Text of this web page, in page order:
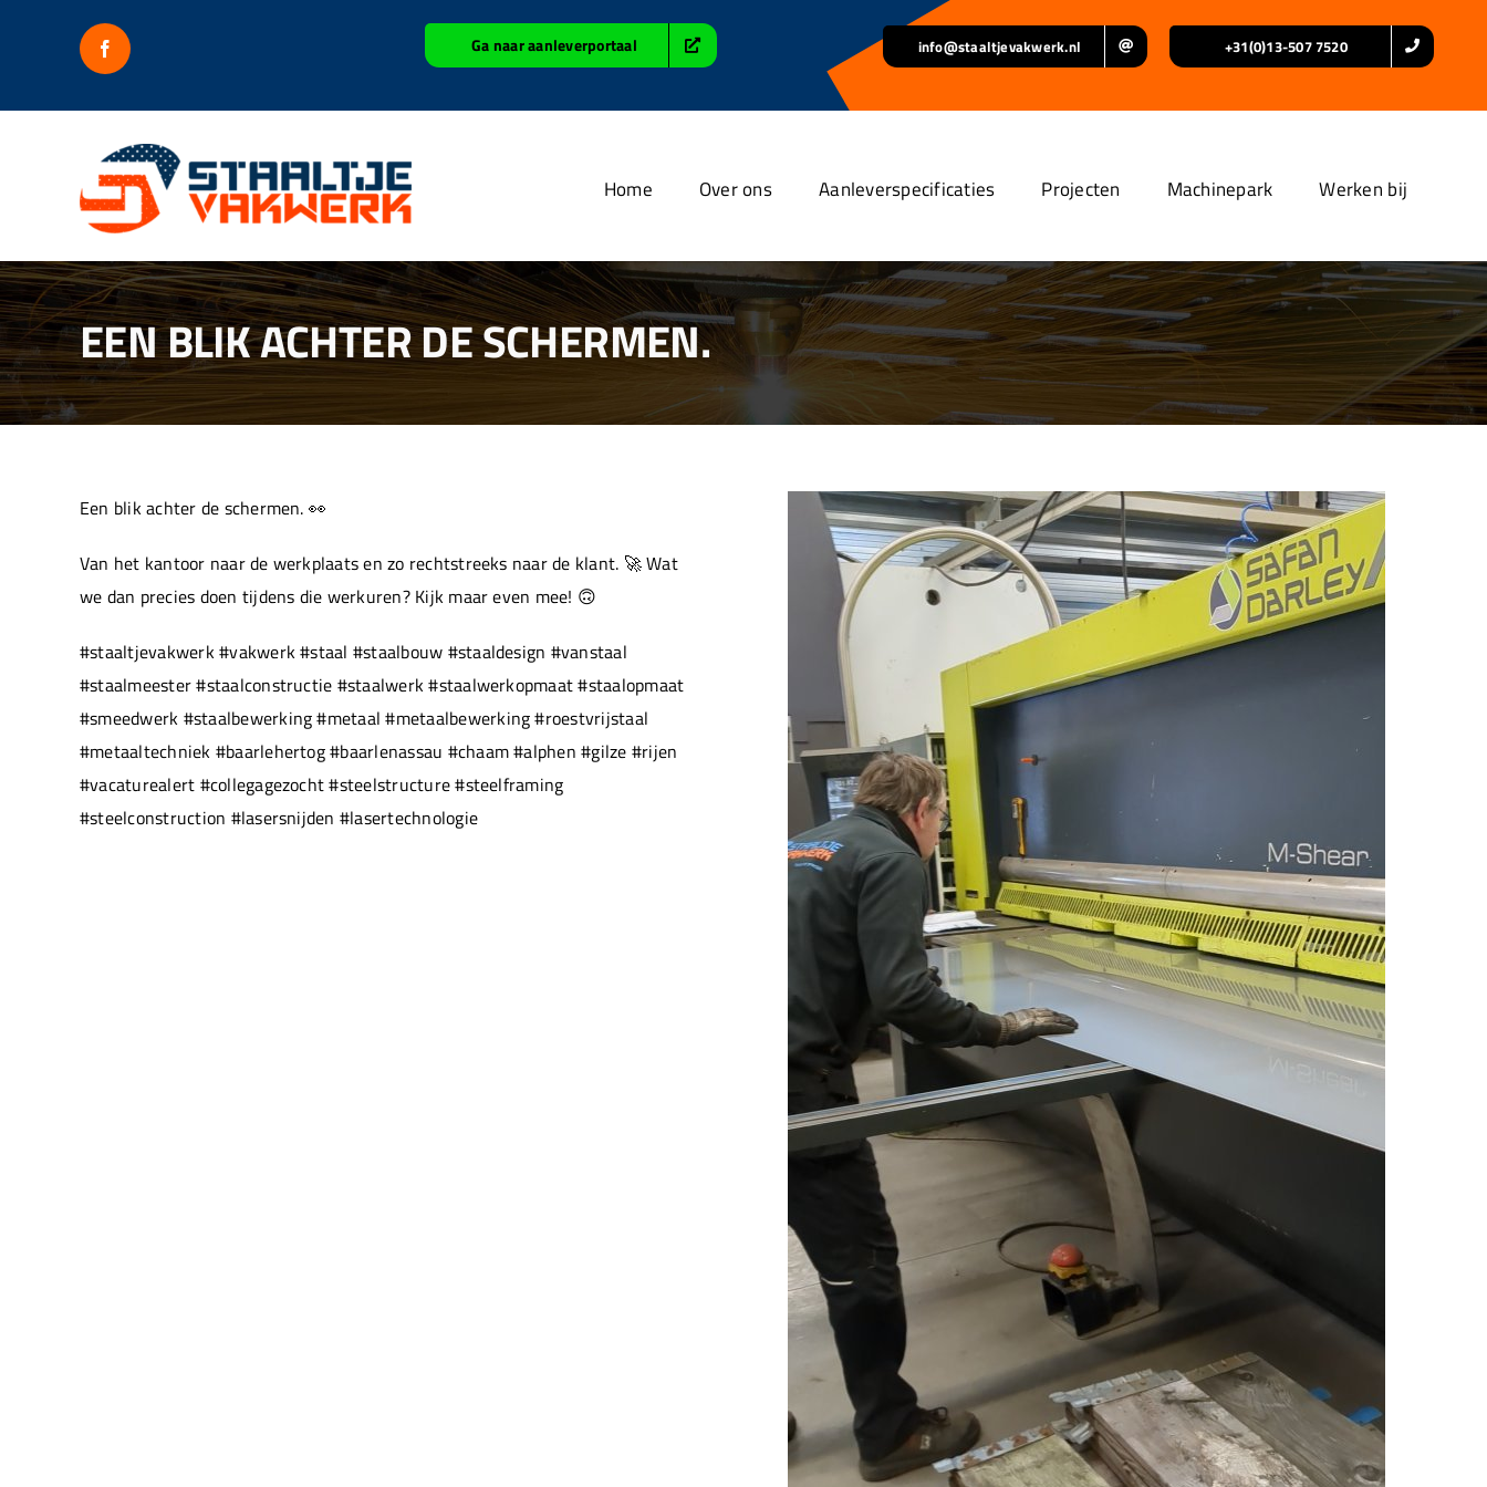
Ga naar aanleverportaal info@staaltjevakwerk.nl +31(0)13-507 7520
Home Over ons Aanleverspecificaties Projecten Machinepark Werken bij
EEN BLIK ACHTER DE SCHERMEN.
Een blik achter de schermen. 👀
Van het kantoor naar de werkplaats en zo rechtstreeks naar de klant. 🚀 Wat
we dan precies doen tijdens die werkuren? Kijk maar even mee! 🙃
#staaltjevakwerk #vakwerk #staal #staalbouw #staaldesign #vanstaal
#staalmeester #staalconstructie #staalwerk #staalwerkopmaat #staalopmaat
#smeedwerk #staalbewerking #metaal #metaalbewerking #roestvrijstaal
#metaaltechniek #baarlehertog #baarlenassau #chaam #alphen #gilze #rijen
#vacaturealert #collegagezocht #steelstructure #steelframing
#steelconstruction #lasersnijden #lasertechnologie